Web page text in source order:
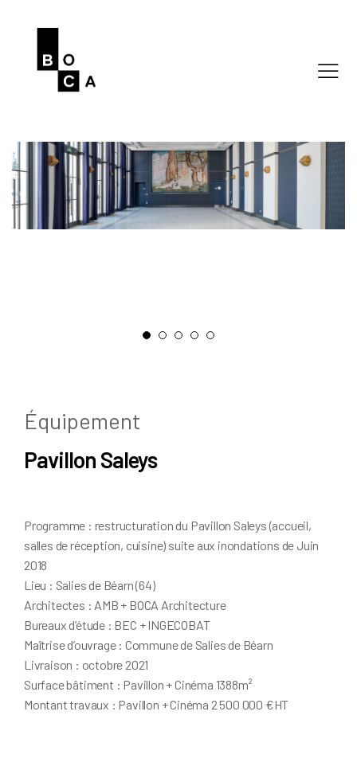
Équipement
Pavillon Saleys
Programme : restructuration du Pavillon Saleys (accueil,
salles de réception, cuisine) suite aux inondations de Juin
2018
Lieu : Salies de Béarn (64)
Architectes : AMB + BOCA Architecture
Bureaux d’étude : BEC + INGECOBAT
Maîtrise d’ouvrage : Commune de Salies de Béarn
Livraison : octobre 2021
Surface bâtiment : Pavillon + Cinéma 1388m²
Montant travaux : Pavillon + Cinéma 2 500 000 €HT